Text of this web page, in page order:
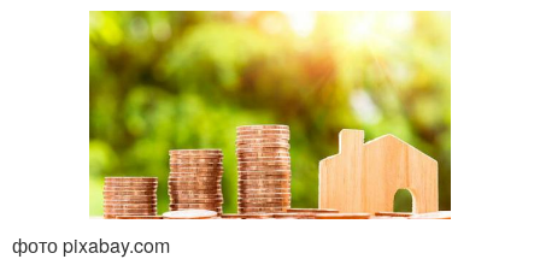
фото pixabay.com